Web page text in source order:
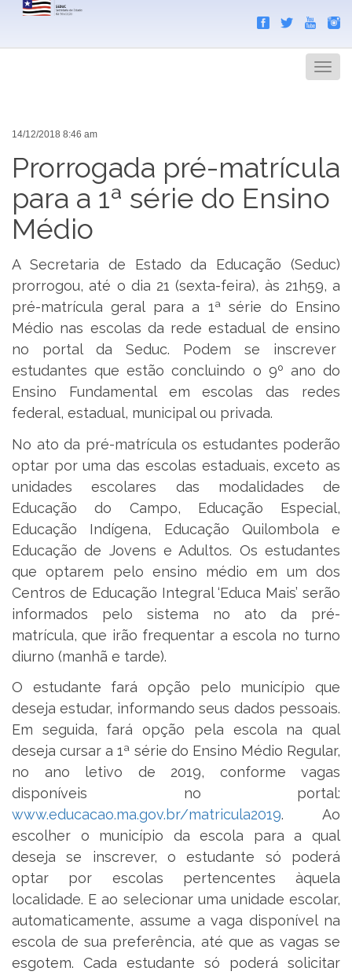
Menu
14/12/2018 8:46 am
Prorrogada pré-matrícula
para a 1ª série do Ensino
Médio
A Secretaria de Estado da Educação (Seduc)
prorrogou, até o dia 21 (sexta-feira), às 21h59, a
pré-matrícula geral para a 1ª série do Ensino
Médio nas escolas da rede estadual de ensino
no portal da Seduc. Podem se inscrever
estudantes que estão concluindo o 9º ano do
Ensino Fundamental em escolas das redes
federal, estadual, municipal ou privada.
No ato da pré-matrícula os estudantes poderão
optar por uma das escolas estaduais, exceto as
unidades escolares das modalidades de
Educação do Campo, Educação Especial,
Educação Indígena, Educação Quilombola e
Educação de Jovens e Adultos. Os estudantes
que optarem pelo ensino médio em um dos
Centros de Educação Integral ‘Educa Mais’ serão
informados pelo sistema no ato da pré-
matrícula, que irão frequentar a escola no turno
diurno (manhã e tarde).
O estudante fará opção pelo município que
deseja estudar, informando seus dados pessoais.
Em seguida, fará opção pela escola na qual
deseja cursar a 1ª série do Ensino Médio Regular,
no ano letivo de 2019, conforme vagas
disponíveis no portal:
www.educacao.ma.gov.br/matricula2019. Ao
escolher o município da escola para a qual
deseja se inscrever, o estudante só poderá
optar por escolas pertencentes àquela
localidade. E ao selecionar uma unidade escolar,
automaticamente, assume a vaga disponível na
escola de sua preferência, até que as vagas se
esgotem. Cada estudante só poderá solicitar